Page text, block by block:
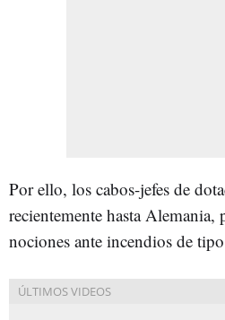
Por ello, los cabos-jefes de
recientemente hasta Alemania,
nociones ante incendios de